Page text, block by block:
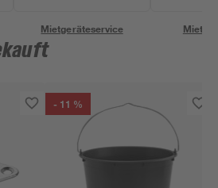
Mietgeräteservice
- 11 %